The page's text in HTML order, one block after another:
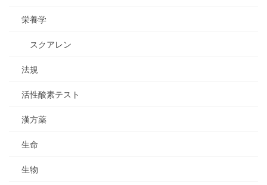
栄養学
スクアレン
法規
活性酸素テスト
漢方薬
生命
生物